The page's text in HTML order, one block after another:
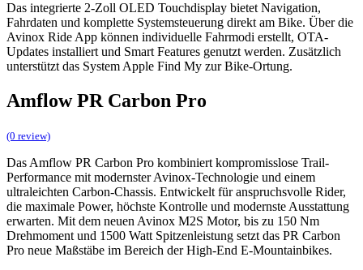
Das integrierte 2-Zoll OLED Touchdisplay bietet Navigation,
Fahrdaten und komplette Systemsteuerung direkt am Bike. Über die
Avinox Ride App können individuelle Fahrmodi erstellt, OTA-
Updates installiert und Smart Features genutzt werden. Zusätzlich
unterstützt das System Apple Find My zur Bike-Ortung.
Amflow PR Carbon Pro
(0 review)
Das Amflow PR Carbon Pro kombiniert kompromisslose Trail-
Performance mit modernster Avinox-Technologie und einem
ultraleichten Carbon-Chassis. Entwickelt für anspruchsvolle Rider,
die maximale Power, höchste Kontrolle und modernste Ausstattung
erwarten. Mit dem neuen Avinox M2S Motor, bis zu 150 Nm
Drehmoment und 1500 Watt Spitzenleistung setzt das PR Carbon
Pro neue Maßstäbe im Bereich der High-End E-Mountainbikes.